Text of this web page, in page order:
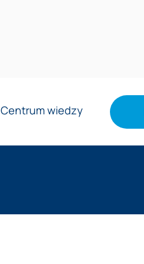
Centrum wiedzy